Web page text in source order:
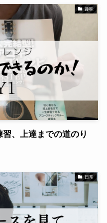
趣味
習、上達までの道のり
日常